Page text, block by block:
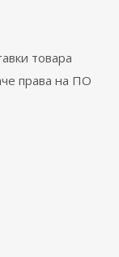
товара
права на ПО